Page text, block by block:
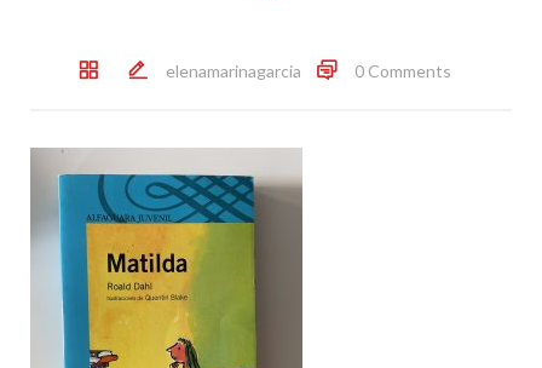
elenamarinagarcia 0 Comments